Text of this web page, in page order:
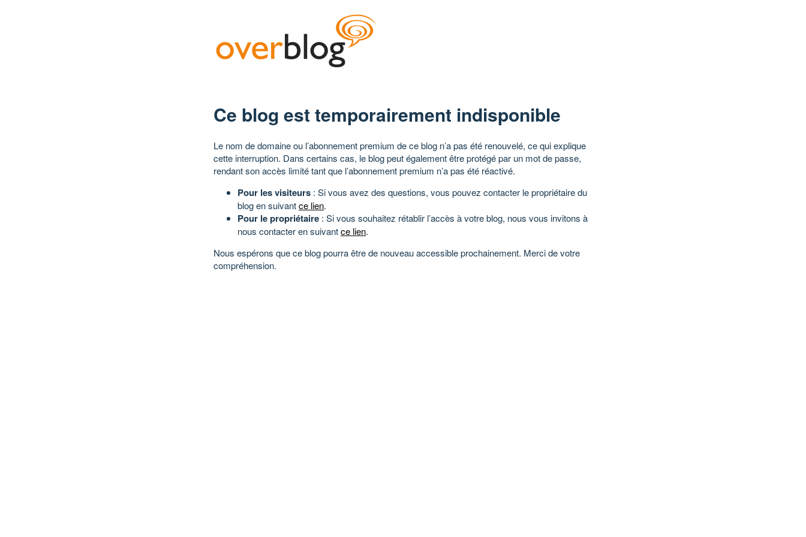
Ce blog est temporairement indisponible
Le nom de domaine ou l’abonnement premium de ce blog n’a pas été renouvelé, ce qui explique
cette interruption. Dans certains cas, le blog peut également être protégé par un mot de passe,
rendant son accès limité tant que l’abonnement premium n’a pas été réactivé.
Pour les visiteurs : Si vous avez des questions, vous pouvez contacter le propriétaire du
blog en suivantce lien.
Pour le propriétaire : Si vous souhaitez rétablir l’accès à votre blog, nous vous invitons à
nous contacter en suivantce lien.
Nous espérons que ce blog pourra être de nouveau accessible prochainement. Merci de votre
compréhension.